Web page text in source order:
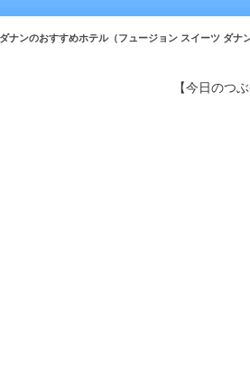
ナンのおすすめホテル（フュージョン スイーツ ダナ
【今日のつぶやき】2022/